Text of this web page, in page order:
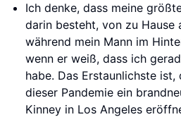
Ich denke, dass meine
darin besteht, von zu Hause
während mein Mann im
wenn er weiß, dass ich
habe. Das Erstaunlichste
dieser Pandemie ein
Kinney in Los Angeles